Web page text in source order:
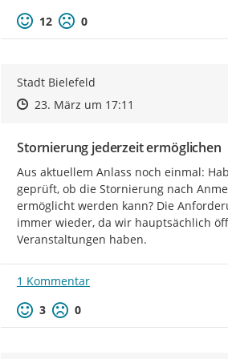
12
0
Stadt Bielefeld
Zeitpunkt des Erstellens
Zeitpunkt des Erstellens
23. März um 17:11
Stornierung jederzeit ermöglichen
Aus aktuellem Anlass noch einmal:
geprüft, ob die Stornierung nach
ermöglicht werden kann? Die
immer wieder, da wir hauptsächlich
Veranstaltungen haben.
1 Kommentar
3
0